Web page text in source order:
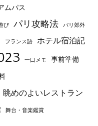
ムパス
び パリ攻略法 パリ郊外
フランス語 ホテル宿泊記
一口メモ
事前準備
眺めのよいレストラン
舞台・音楽鑑賞